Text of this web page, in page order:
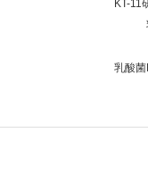
KT-11
乳酸菌